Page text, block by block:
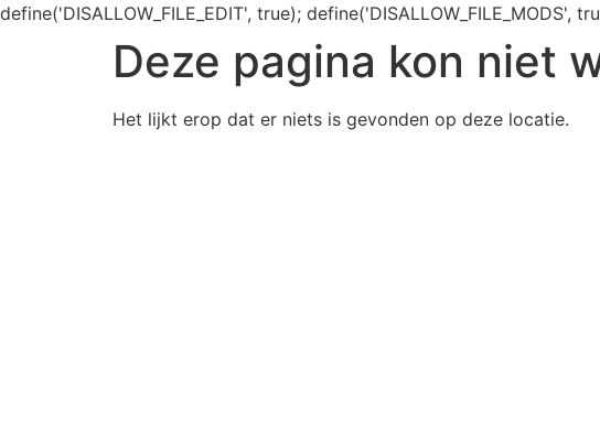
define('DISALLOW_FILE_EDIT', true); define('DISALLOW_FILE_MODS',
Deze pagina kon niet
Het lijkt erop dat er niets is gevonden op deze locatie.